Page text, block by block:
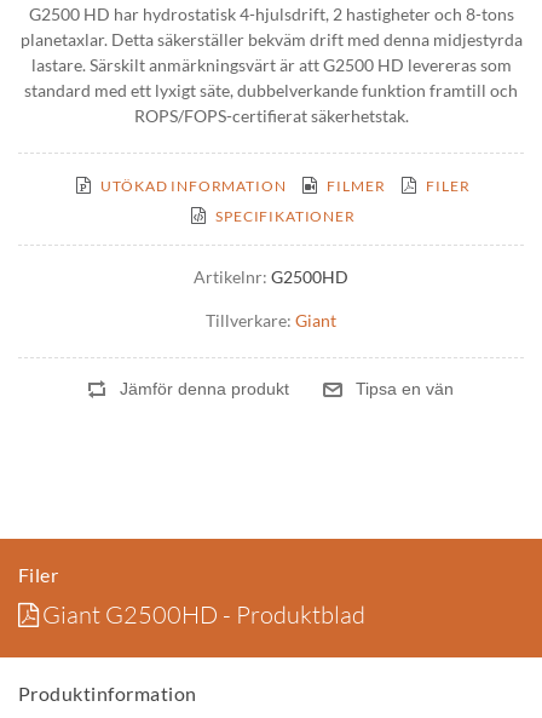
G2500 HD har hydrostatisk 4-hjulsdrift, 2 hastigheter och 8-tons
planetaxlar. Detta säkerställer bekväm drift med denna midjestyrda
lastare. Särskilt anmärkningsvärt är att G2500 HD levereras som
standard med ett lyxigt säte, dubbelverkande funktion framtill och
ROPS/FOPS-certifierat säkerhetstak.
UTÖKAD INFORMATION FILMER
FILER
SPECIFIKATIONER
Artikelnr: G2500HD
Tillverkare: Giant
Filer
Giant G2500HD - Produktblad
Produktinformation